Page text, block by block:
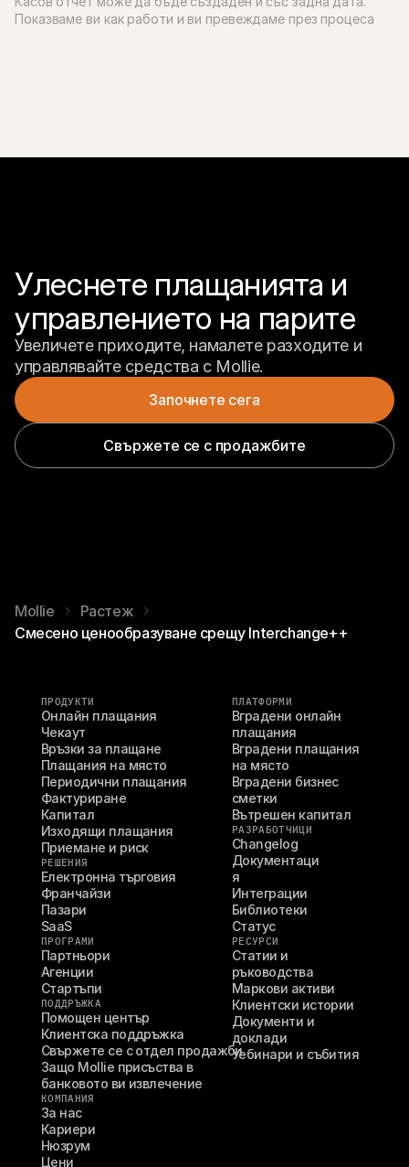
Показваме ви как работи и ви превеждаме през процеса
Улеснете плащанията и
управлението на парите
Увеличете приходите, намалете разходите и
управлявайте средства с Mollie.
Започнете сега
Свържете се с продажбите
Mollie
Растеж
Смесено ценообразуване срещу Interchange++
ПРОДУКТИ
Онлайн плащания
Чекаут
Връзки за плащане
Плащания на място
Периодични плащания
Фактуриране
Капитал
Изходящи плащания
Приемане и риск
РЕШЕНИЯ
Електронна търговия
Франчайзи
Пазари
SaaS
ПРОГРАМИ
Партньори
Агенции
Стартъпи
ПОДДРЪЖКА
Помощен център
Клиентска поддръжка
Свържете се с отдел продажби
Защо Mollie присъства в
банковото ви извлечение
КОМПАНИЯ
За нас
Кариери
Нюзрум
Цени
ПЛАТФОРМИ
Вградени онлайн
плащания
Вградени плащания
на място
Вградени бизнес
сметки
Вътрешен капитал
РАЗРАБОТЧИЦИ
Changelog
Документаци
я
Интеграции
Библиотеки
Статус
РЕСУРСИ
Статии и
ръководства
Маркови активи
Клиентски истории
Документи и
доклади
Уебинари и събития